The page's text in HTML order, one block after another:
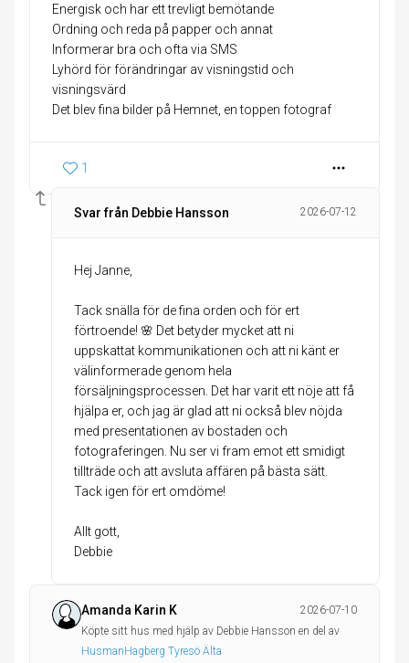
Energisk och har ett trevligt bemötande
Ordning och reda på papper och annat
Informerar bra och ofta via SMS
Lyhörd för förändringar av visningstid och
visningsvärd
Det blev fina bilder på Hemnet, en toppen fotograf
1
Svar från Debbie Hansson 2026-07-12
Hej Janne,
Tack snälla för de fina orden och för ert
förtroende! 🌸 Det betyder mycket att ni
uppskattat kommunikationen och att ni känt er
välinformerade genom hela
försäljningsprocessen. Det har varit ett nöje att få
hjälpa er, och jag är glad att ni också blev nöjda
med presentationen av bostaden och
fotograferingen. Nu ser vi fram emot ett smidigt
tillträde och att avsluta affären på bästa sätt.
Tack igen för ert omdöme!
Allt gott,
Amanda Karin K
2026-07-10
Köpte sitt hus med hjälp av Debbie Hansson en del av
HusmanHagberg Tyresö Älta